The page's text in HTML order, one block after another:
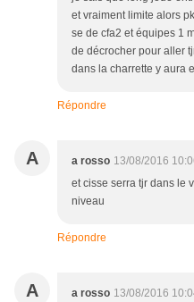
et vraiment limite alors
se de cfa2 et équipes 1
de décrocher pour aller
dans la charrette y aura
Répondre
A a rosso 13/08/2016
et cisse serra tjr dans le
niveau
Répondre
A a rosso 13/08/2016